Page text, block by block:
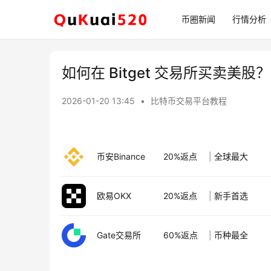
币圈新闻 行情分析
如何在 Bitget 交易所买卖美股？
2026-01-20 13:45 • 比特币交易平台教程
币安Binance 20%返点 全球最大
欧易OKX 20%返点 新手首选
Gate交易所 60%返点 币种最全